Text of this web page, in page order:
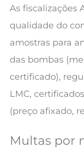
As fiscalizações
qualidade do
amostras para
das bombas
certificado),
LMC,
(preço afixado,
Multas por